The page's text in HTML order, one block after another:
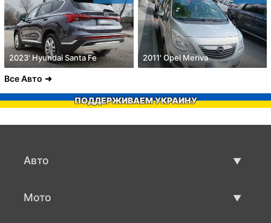
2023' Hyundai Santa Fe 2011' Opel Meriva
Все Авто
ПОДДЕРЖИВАЕМ УКРАИНУ
Авто
Мото